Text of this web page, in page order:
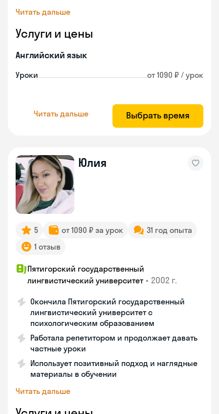
Читать дальше
Услуги и цены
Английский язык
Уроки от 1090 ₽ / урок
Читать дальше Выбрать время
Юлия
5 от 1090 ₽ за урок
31 год опыта
1 отзыв
Пятигорский государственный
лингвистический университет • 2002 г.
Окончила Пятигорский государственный
лингвистический университет с
психологическим образованием
Работала репетитором и продолжает давать
частные уроки
Использует позитивный подход и наглядные
материалы в обучении
Читать дальше